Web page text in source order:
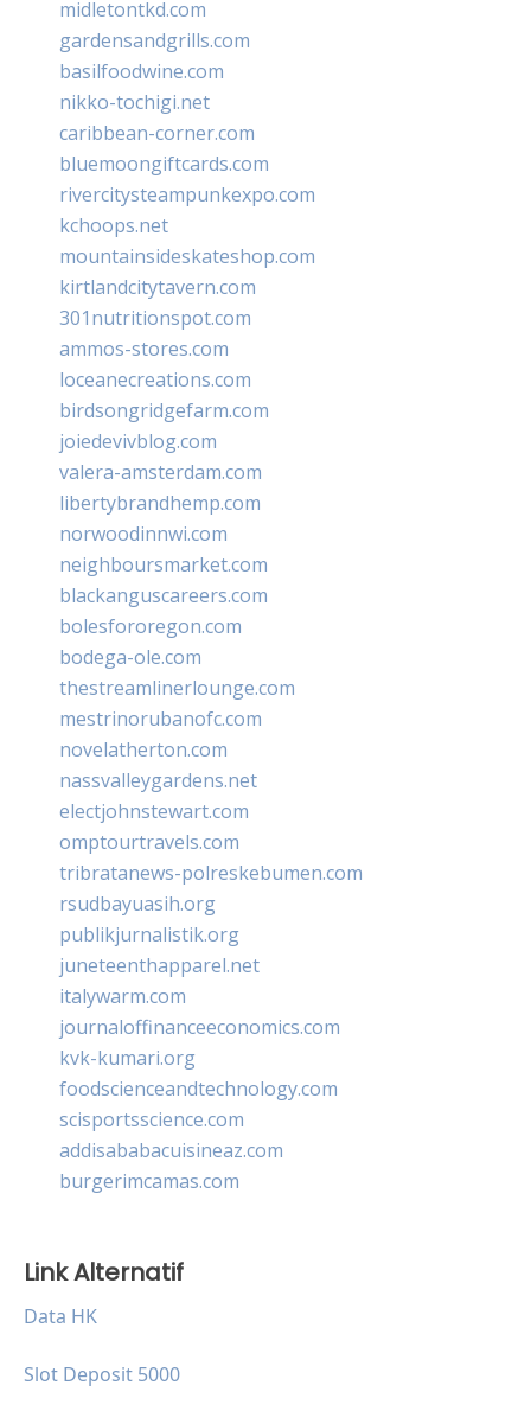
midletontkd.com
gardensandgrills.com
basilfoodwine.com
nikko-tochigi.net
caribbean-corner.com
bluemoongiftcards.com
rivercitysteampunkexpo.com
kchoops.net
mountainsideskateshop.com
kirtlandcitytavern.com
301nutritionspot.com
ammos-stores.com
loceanecreations.com
birdsongridgefarm.com
joiedevivblog.com
valera-amsterdam.com
libertybrandhemp.com
norwoodinnwi.com
neighboursmarket.com
blackanguscareers.com
bolesfororegon.com
bodega-ole.com
thestreamlinerlounge.com
mestrinorubanofc.com
novelatherton.com
nassvalleygardens.net
electjohnstewart.com
omptourtravels.com
tribratanews-polreskebumen.com
rsudbayuasih.org
publikjurnalistik.org
juneteenthapparel.net
italywarm.com
journaloffinanceeconomics.com
kvk-kumari.org
foodscienceandtechnology.com
scisportsscience.com
addisababacuisineaz.com
burgerimcamas.com
Link Alternatif
Data HK
Slot Deposit 5000